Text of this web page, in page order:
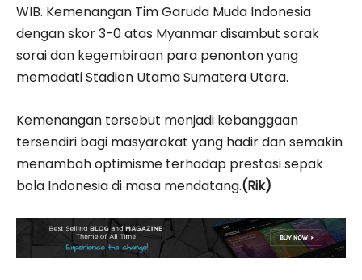
WIB. Kemenangan Tim Garuda Muda Indonesia
dengan skor 3-0 atas Myanmar disambut sorak
sorai dan kegembiraan para penonton yang
memadati Stadion Utama Sumatera Utara.
Kemenangan tersebut menjadi kebanggaan
tersendiri bagi masyarakat yang hadir dan semakin
menambah optimisme terhadap prestasi sepak
bola Indonesia di masa mendatang.(Rik)